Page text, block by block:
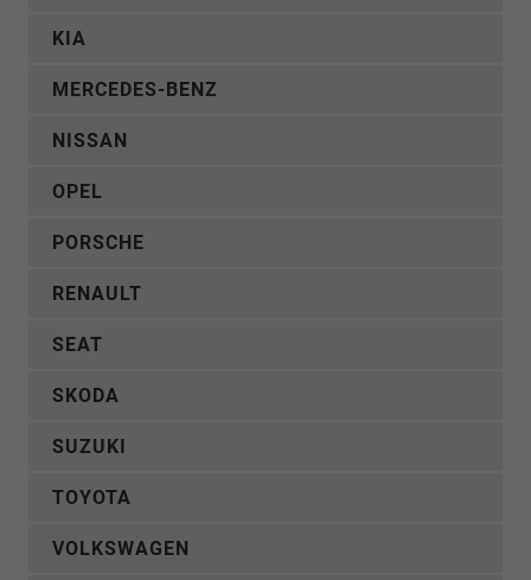
KIA
MERCEDES-BENZ
NISSAN
OPEL
PORSCHE
RENAULT
SEAT
SKODA
SUZUKI
TOYOTA
VOLKSWAGEN